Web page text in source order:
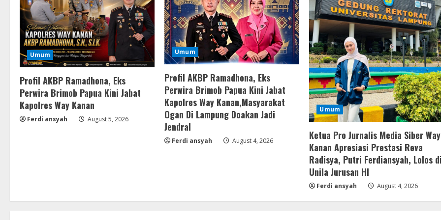
Umum
Profil AKBP Ramadhona, Eks
Perwira Brimob Papua Kini Jabat
Kapolres Way Kanan
Ferdi ansyah August 5, 2026
Umum
Profil AKBP Ramadhona, Eks
Perwira Brimob Papua Kini Jabat
Kapolres Way Kanan,Masyarakat
Ogan Di Lampung Doakan Jadi
Jendral
Ferdi ansyah August 4, 2026
Umum
Ketua Pro Jurnalis Media Siber Way
Kanan Apresiasi Prestasi Reva
Radisya, Putri Ferdiansyah, Lolos
Unila Jurusan HI
Ferdi ansyah August 4, 2026